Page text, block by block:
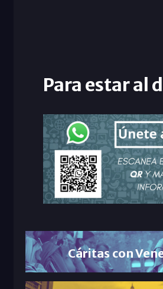
Para estar al
Cáritas con